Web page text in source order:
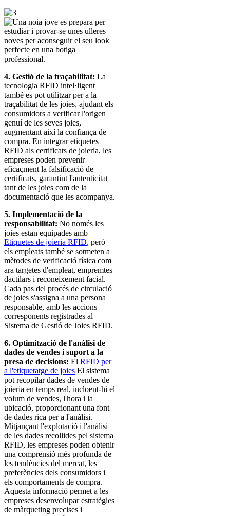
4. Gestió de la traçabilitat: La
tecnologia RFID intel·ligent
també es pot utilitzar per a la
traçabilitat de les joies, ajudant els
consumidors a verificar l'origen
genuí de les seves joies,
augmentant així la confiança de
compra. En integrar etiquetes
RFID als certificats de joieria, les
empreses poden prevenir
eficaçment la falsificació de
certificats, garantint l'autenticitat
tant de les joies com de la
documentació que les acompanya.
5. Implementació de la
responsabilitat: No només les
joies estan equipades amb
Etiquetes de joieria RFID, però
els empleats també se sotmeten a
mètodes de verificació física com
ara targetes d'empleat, empremtes
dactilars i reconeixement facial.
Cada pas del procés de circulació
de joies s'assigna a una persona
responsable, amb les accions
corresponents registrades al
Sistema de Gestió de Joies RFID.
6. Optimització de l'anàlisi de
dades de vendes i suport a la
presa de decisions: El RFID per
a l'etiquetatge de joies El sistema
pot recopilar dades de vendes de
joieria en temps real, incloent-hi el
volum de vendes, l'hora i la
ubicació, proporcionant una font
de dades rica per a l'anàlisi.
Mitjançant l'explotació i l'anàlisi
de les dades recollides pel sistema
RFID, les empreses poden obtenir
una comprensió més profunda de
les tendències del mercat, les
preferències dels consumidors i
els comportaments de compra.
Aquesta informació permet a les
empreses desenvolupar estratègies
de màrqueting precises i